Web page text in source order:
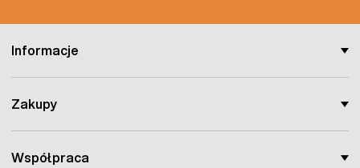
dźwigni zaworu na rękojeści, ciśnienie powietrza wypycha
ciśnienie w zbiorniku opryskiwacza.
Informacje
Zakupy
Współpraca